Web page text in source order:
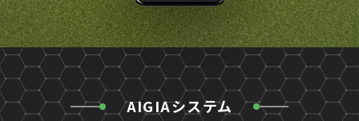
AIGIAシステム